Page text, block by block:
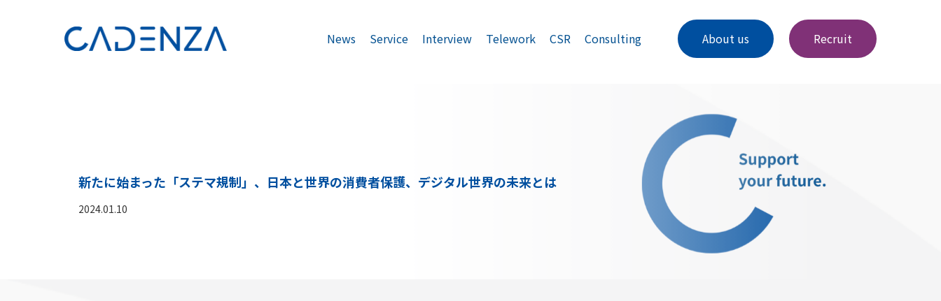
News Service Interview Telework CSR Consulting About us Recruit
新たに始まった「ステマ規制」、日本と世界の消費者保護、デジタル世界の未来とは
2024.01.10